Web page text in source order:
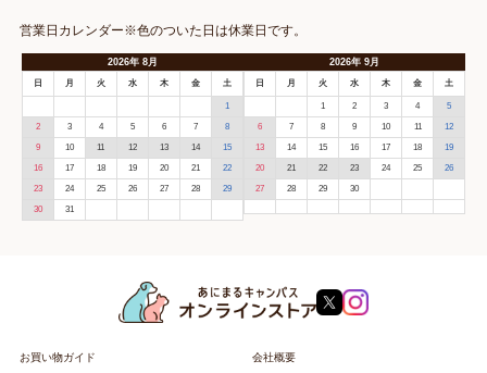
営業日カレンダー※色のついた日は休業日です。
2026年 8月
日 月 火 水 木 金 土
1
2 3 4 5 6 7 8
9 10 11 12 13 14 15
16 17 18 19 20 21 22
23 24 25 26 27 28 29
30 31
2026年9月
日 月 火 水 木 金 土
1 2 3 4 5
6 7 8 9 10 11 12
13 14 15 16 17 18 19
20 21 22 23 24 25 26
27 28 29 30
お買い物ガイド 会社概要